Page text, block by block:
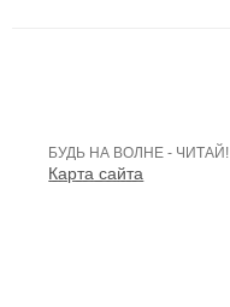
БУДЬ НА ВОЛНЕ - ЧИТАЙ!
Карта сайта